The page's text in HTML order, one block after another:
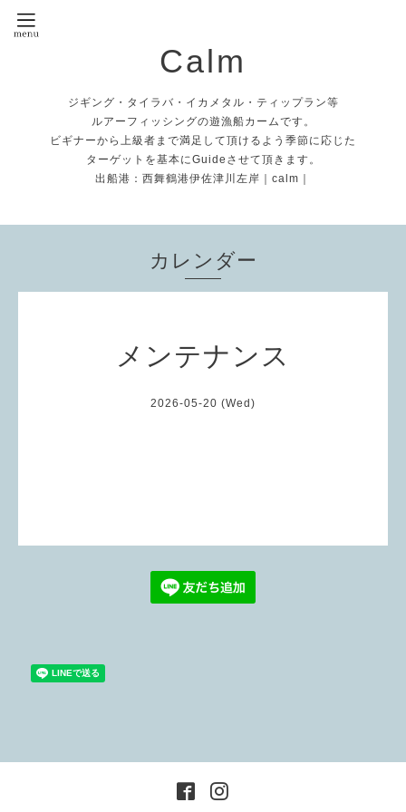
Calm
ジギング・タイラバ・イカメタル・ティップラン等
ルアーフィッシングの遊漁船カームです。
ビギナーから上級者まで満足して頂けるよう季節に応じた
ターゲットを基本にGuideさせて頂きます。
出船港：西舞鶴港伊佐津川左岸｜calm｜
カレンダー
メンテナンス
2026-05-20 (Wed)